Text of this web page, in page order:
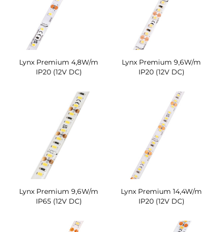
Lynx Premium 4,8W/m
IP20 (12V DC)
Lynx Premium 9,6W/m
IP20 (12V DC)
Lynx Premium 9,6W/m
IP65 (12V DC)
Lynx Premium 14,4W/m
IP20 (12V DC)